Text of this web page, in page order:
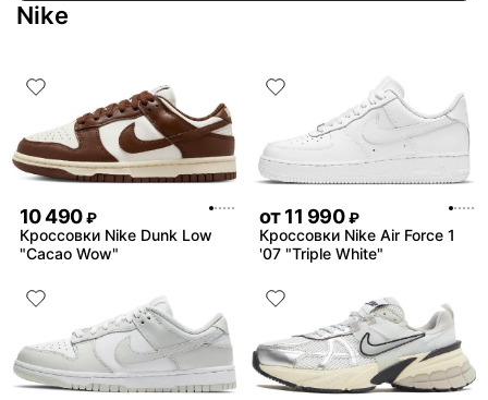
Nike
10 490 ₽
Кроссовки Nike Dunk Low
"Cacao Wow"
от11 990 ₽
Кроссовки Nike Air Force 1
'07 "Triple White"